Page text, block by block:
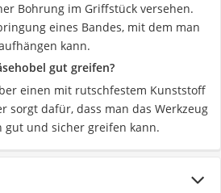
Bohrung im Griffstück versehen.
eines Bandes, mit dem man
kann.
gut greifen?
einen mit rutschfestem Kunststoff
sorgt dafür, dass man das Werkzeug
gut und sicher greifen kann.